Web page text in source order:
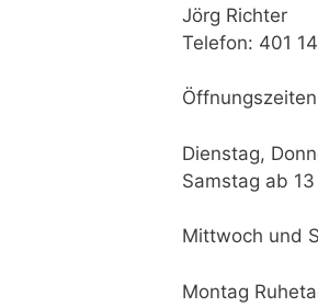
Jörg Richter
Telefon: 401
Dienstag,
Samstag ab
Mittwoch und
Montag